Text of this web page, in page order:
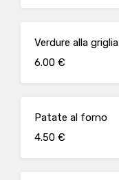
Verdure alla griglia
6.00 €
Patate al forno
4.50 €